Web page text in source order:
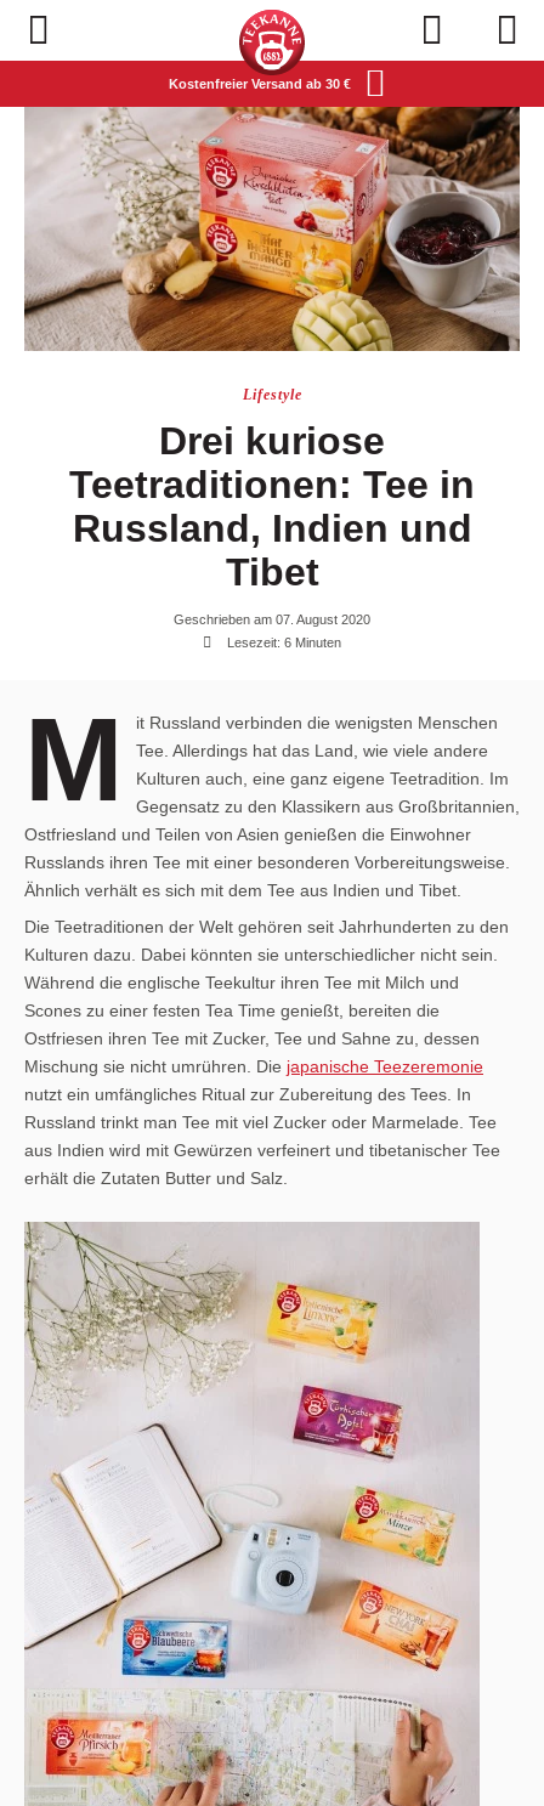
Navigation öffnen
Kostenfreier Versand ab 30 €
Lifestyle
Drei kuriose
Teetraditionen: Tee in
Russland, Indien und
Tibet
Geschrieben am 07. August 2020
Lesezeit: 6 Minuten
M
it Russland verbinden die wenigsten Menschen
Tee. Allerdings hat das Land, wie viele andere
Kulturen auch, eine ganz eigene Teetradition. Im
Gegensatz zu den Klassikern aus Großbritannien,
Ostfriesland und Teilen von Asien genießen die Einwohner
Russlands ihren Tee mit einer besonderen Vorbereitungsweise.
Ähnlich verhält es sich mit dem Tee aus Indien und Tibet.
Die Teetraditionen der Welt gehören seit Jahrhunderten zu den
Kulturen dazu. Dabei könnten sie unterschiedlicher nicht sein.
Während die englische Teekultur ihren Tee mit Milch und
Scones zu einer festen Tea Time genießt, bereiten die
Ostfriesen ihren Tee mit Zucker, Tee und Sahne zu, dessen
Mischung sie nicht umrühren. Die japanische Teezeremonie
nutzt ein umfängliches Ritual zur Zubereitung des Tees. In
Russland trinkt man Tee mit viel Zucker oder Marmelade. Tee
aus Indien wird mit Gewürzen verfeinert und tibetanischer Tee
erhält die Zutaten Butter und Salz.